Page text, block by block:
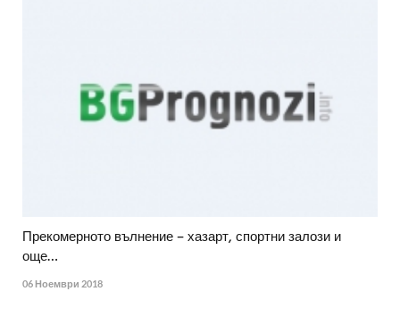
Прекомерното вълнение – хазарт, спортни залози и
още…
06 Ноември 2018